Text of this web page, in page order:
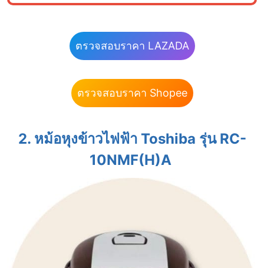
ตรวจสอบราคา LAZADA
ตรวจสอบราคา Shopee
2. หม้อหุงข้าวไฟฟ้า Toshiba รุ่น RC-
10NMF(H)A